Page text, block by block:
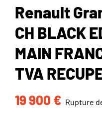
Renault
CH BLACK
MAIN
TVA
19 900 € Rupture